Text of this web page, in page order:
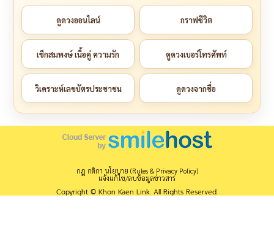
ดูดวงออนไลน์ กราฟชีวิต
เช็กสมพงษ์ เนื้อคู่ ความรัก ดูดวงเบอร์โทรศัพท์
วิเคราะห์เลขบัตรประชาชน ดูดวงจากชื่อ
กฎ กติกา นโยบาย (Rules & Privacy Policy)
แจ้งแก้ไข/ลบข้อมูลข่าวสาร
Copyright © Khon Kaen Link. All Rights Reserved.